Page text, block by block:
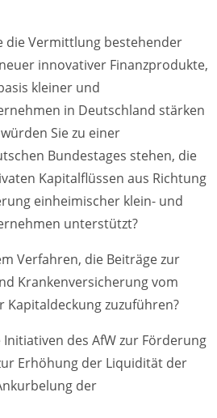
die Vermittlung bestehender
innovativer Finanzprodukte,
kleiner und
in Deutschland stärken
Sie zu einer
Bundestages stehen, die
Kapitalflüssen aus Richtung
einheimischer klein- und
unterstützt?
Verfahren, die Beiträge zur
Krankenversicherung vom
Kapitaldeckung zuzuführen?
des AfW zur Förderung
Erhöhung der Liquidität der
der